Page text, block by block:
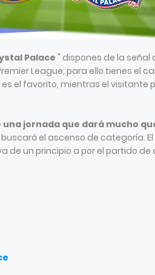
Palace " dispones de la señal
League, para ello tienes el
es el favorito, mientras el
jornada que dará mucho
el ascenso de categoría.
de un principio a por el partido de